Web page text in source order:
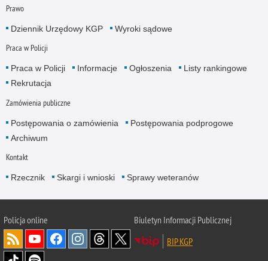
Prawo
Dziennik Urzędowy KGP Wyroki sądowe
Praca w Policji
Praca w Policji Informacje Ogłoszenia
Listy rankingowe
Rekrutacja
Zamówienia publiczne
Postępowania o zamówienia
Postępowania podprogowe
Archiwum
Kontakt
Rzecznik Skargi i wnioski Sprawy weteranów
Policjaonline
Biuletyn Informacji Publicznej
BIP KGP